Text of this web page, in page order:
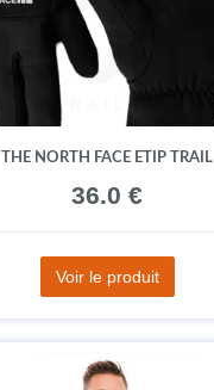
THE NORTH FACE ETIP TRAIL
36.0 €
Voir le produit